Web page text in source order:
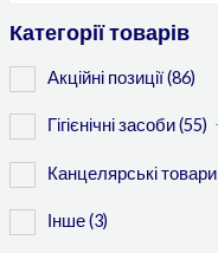
Категорії товарів
Акційні позиції(86)
Гігієнічні засоби(55)
Канцелярські товари
Інше(3)